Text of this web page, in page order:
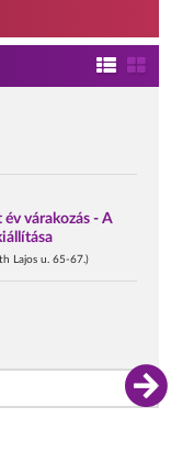
várakozás - A
Lajos u. 65-67.)